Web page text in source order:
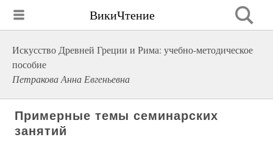
ВикиЧтение
Искусство Древней Греции и Рима: учебно-методическое
пособие
Петракова Анна Евгеньевна
Примерные темы семинарских
занятий